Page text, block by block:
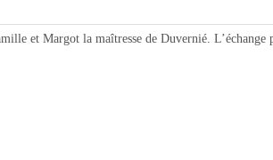
et Margot la maîtresse de Duvernié. L’échange